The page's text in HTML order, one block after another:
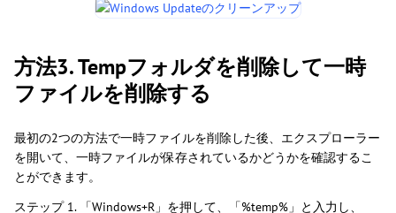
方法3. Tempフォルダを削除して一時
ファイルを削除する
最初の2つの方法で一時ファイルを削除した後、エクスプローラー
を開いて、一時ファイルが保存されているかどうかを確認するこ
とができます。
ステップ 1. 「Windows+R」を押して、「%temp%」と入力し、